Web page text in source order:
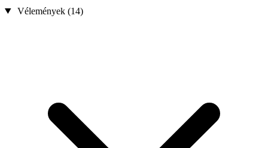
Vélemények (14)